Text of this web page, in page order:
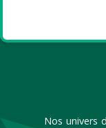
Nos univers